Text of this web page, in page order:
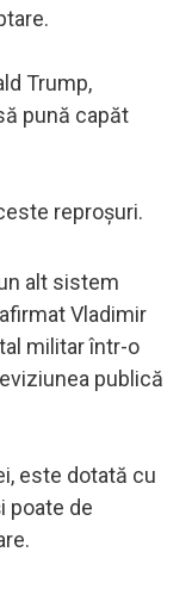
Trump,
pună capăt
reproşuri.
alt sistem
Vladimir
militar într-o
publică
este dotată cu
poate de